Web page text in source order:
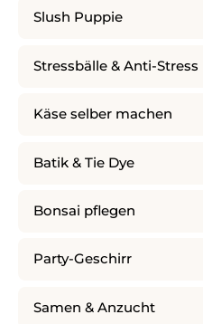
Slush Puppie
Stressbälle & Anti-Stress
Käse selber machen
Batik & Tie Dye
Bonsai pflegen
Party-Geschirr
Samen & Anzucht